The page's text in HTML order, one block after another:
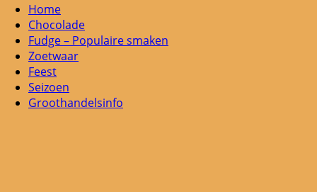
Home
Chocolade
Fudge – Populaire smaken
Zoetwaar
Feest
Seizoen
Groothandelsinfo